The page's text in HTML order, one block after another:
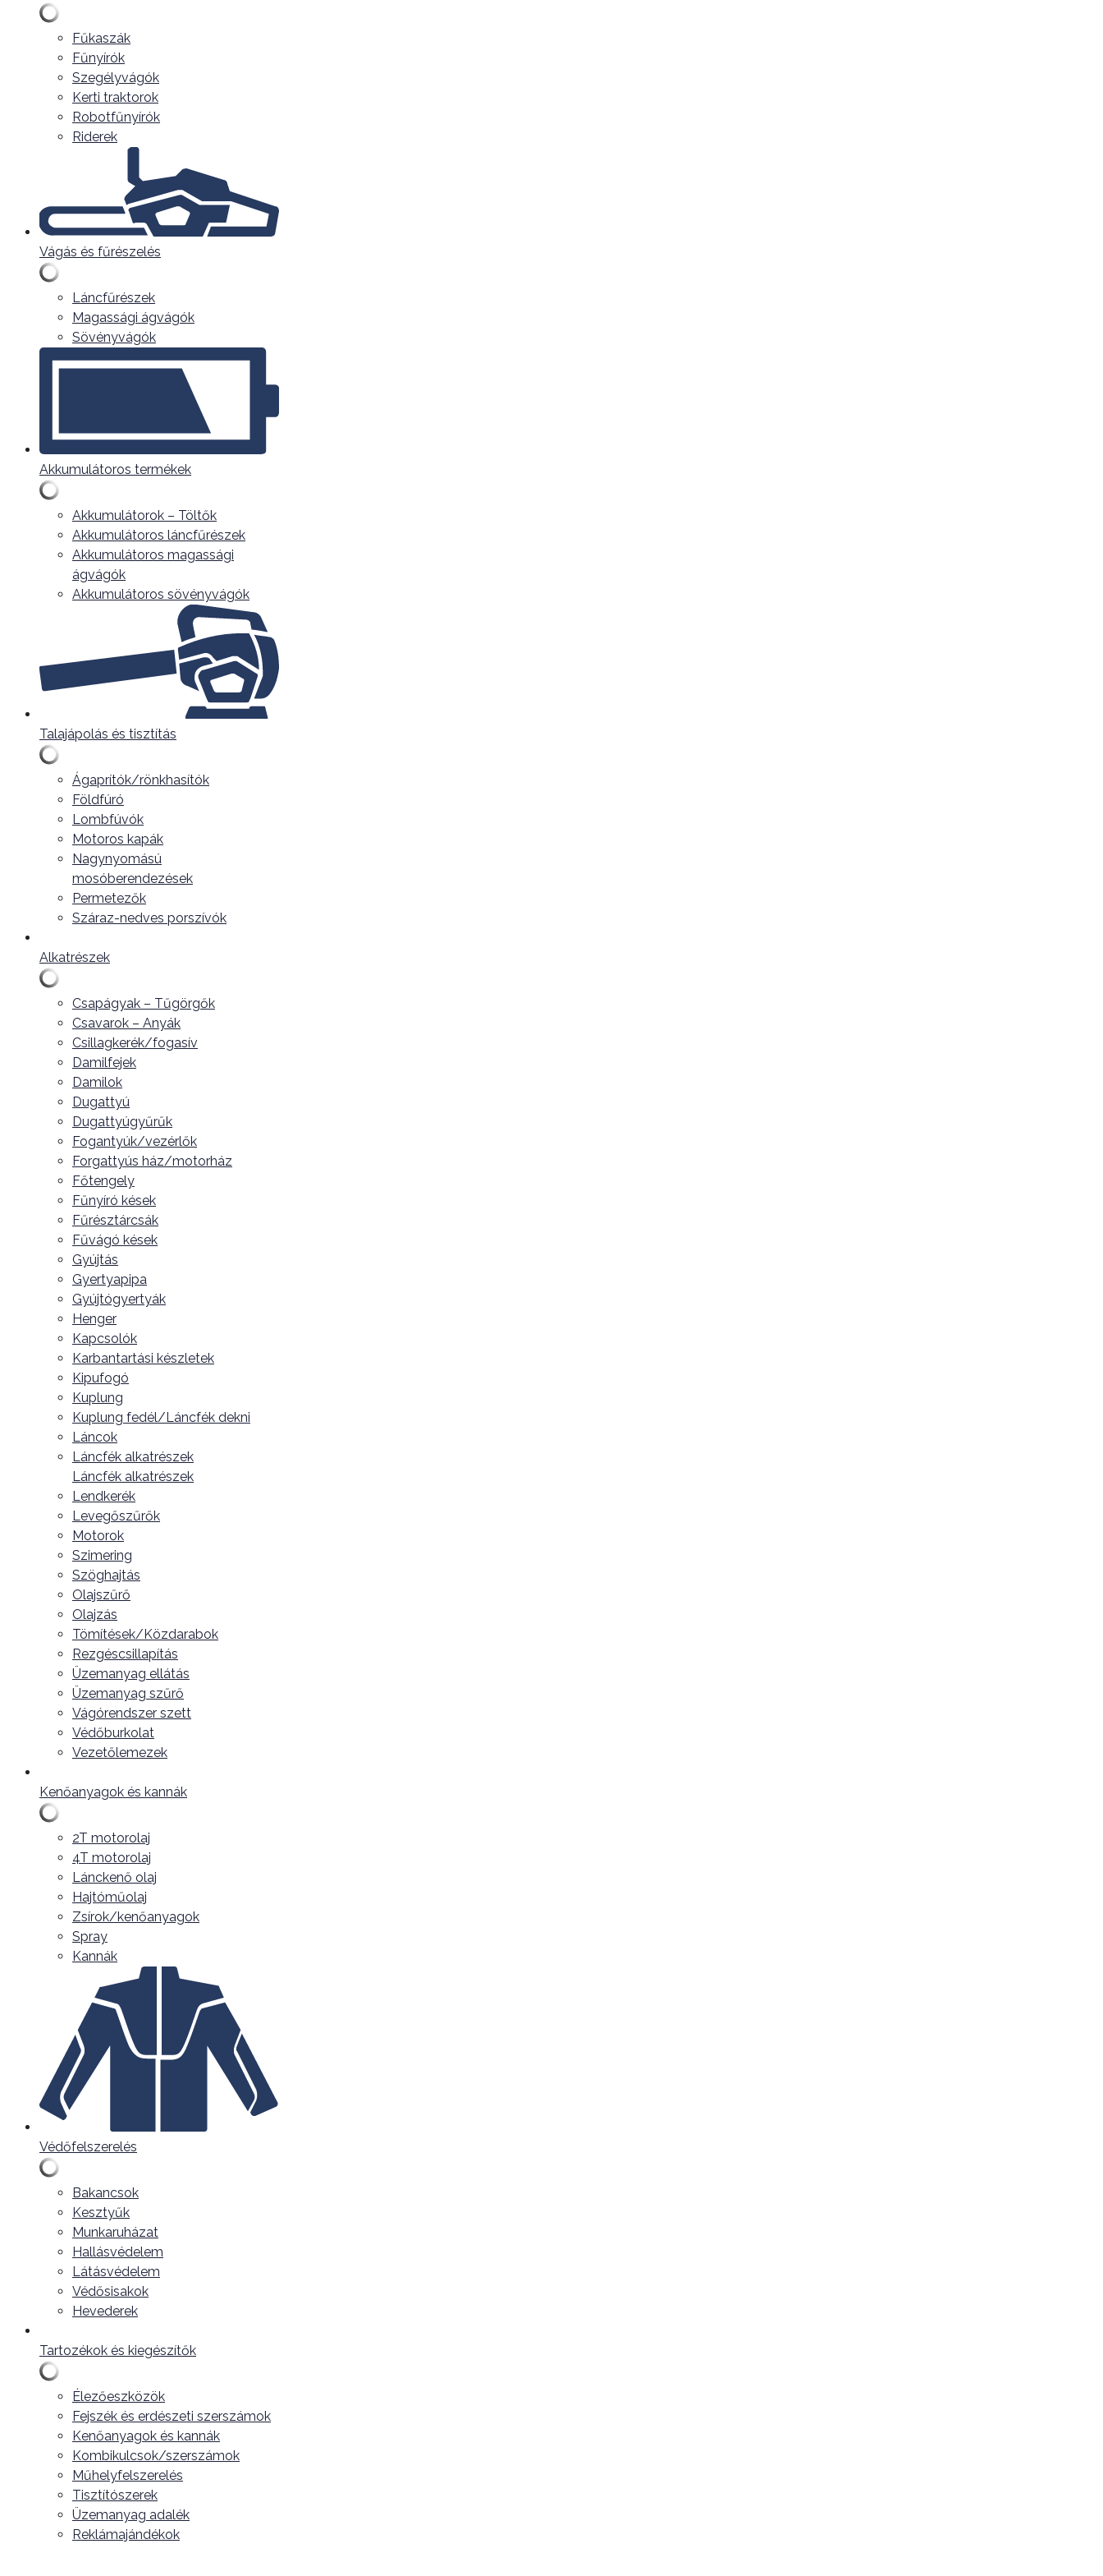
Fűkaszák
Fűnyírók
Szegélyvágók
Kerti traktorok
Robotfűnyírók
Riderek
Vágás és fűrészelés
Láncfűrészek
Magassági ágvágók
Sövényvágók
Akkumulátoros termékek
Akkumulátorok – Töltők
Akkumulátoros láncfűrészek
Akkumulátoros magassági
ágvágók
Akkumulátoros sövényvágók
Talajápolás és tisztítás
Ágaprítók/rönkhasítók
Földfúró
Lombfúvók
Motoros kapák
Nagynyomású
mosóberendezések
Permetezők
Száraz-nedves porszívók
Alkatrészek
Csapágyak – Tűgörgők
Csavarok – Anyák
Csillagkerék/fogasív
Damilfejek
Damilok
Dugattyú
Dugattyúgyűrűk
Fogantyúk/vezérlők
Forgattyús ház/motorház
Főtengely
Fűnyíró kések
Fűrésztárcsák
Fűvágó kések
Gyújtás
Gyertyapipa
Gyújtógyertyák
Henger
Kapcsolók
Karbantartási készletek
Kipufogó
Kuplung
Kuplung fedél/Láncfék dekni
Láncok
Láncfék alkatrészek
Láncfék alkatrészek
Lendkerék
Levegőszűrők
Motorok
Szimering
Szöghajtás
Olajszűrő
Olajzás
Tömítések/Közdarabok
Rezgéscsillapítás
Üzemanyag ellátás
Üzemanyag szűrő
Vágórendszer szett
Védőburkolat
Vezetőlemezek
Kenőanyagok és kannák
2T motorolaj
4T motorolaj
Lánckenő olaj
Hajtóműolaj
Zsírok/kenőanyagok
Spray
Kannák
Védőfelszerelés
Bakancsok
Kesztyűk
Munkaruházat
Hallásvédelem
Látásvédelem
Védősisakok
Hevederek
Tartozékok és kiegészítők
Élezőeszközök
Fejszék és erdészeti szerszámok
Kenőanyagok és kannák
Kombikulcsok/szerszámok
Műhelyfelszerelés
Tisztítószerek
Üzemanyag adalék
Reklámajándékok